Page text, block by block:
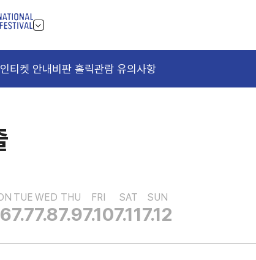
티켓 안내비판 홀릭관람 유의사항
TUE
7.7
WED
7.8
THU
7.9
FRI
7.10
SAT
7.11
SUN
7.12